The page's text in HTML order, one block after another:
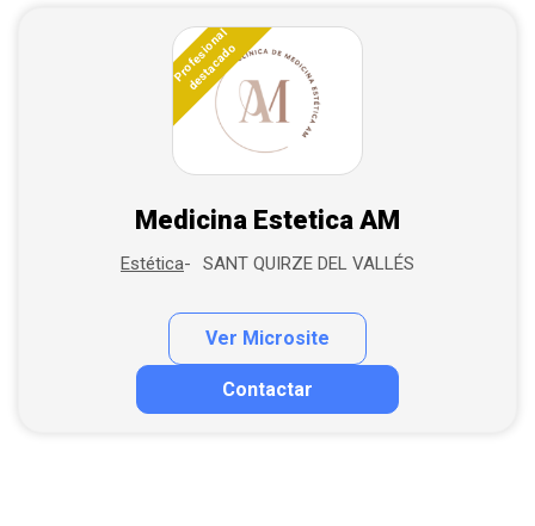
Profesional
destacado
Medicina Estetica AM
Estética SANT QUIRZE DEL VALLÉS
Ver Microsite
Contactar
Contactar por correo